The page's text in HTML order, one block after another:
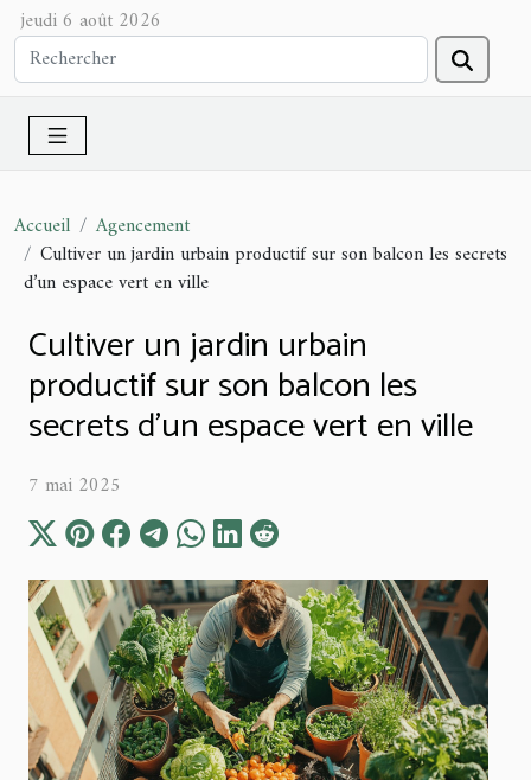
jeudi 6 août 2026
Accueil
Agencement
Cultiver un jardin urbain productif sur son balcon les secrets
d’un espace vert en ville
Cultiver un jardin urbain
productif sur son balcon les
secrets d’un espace vert en ville
7 mai 2025